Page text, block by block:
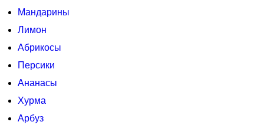
Мандарины
Лимон
Абрикосы
Персики
Ананасы
Хурма
Арбуз